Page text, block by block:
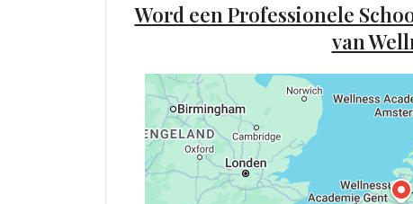
Word een Professionele
van